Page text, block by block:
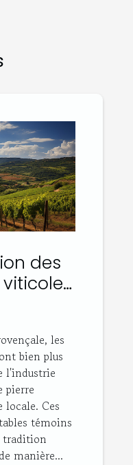
des
de la
les
bien plus
l'industrie
pierre
locale. Ces
témoins
tradition
manière...